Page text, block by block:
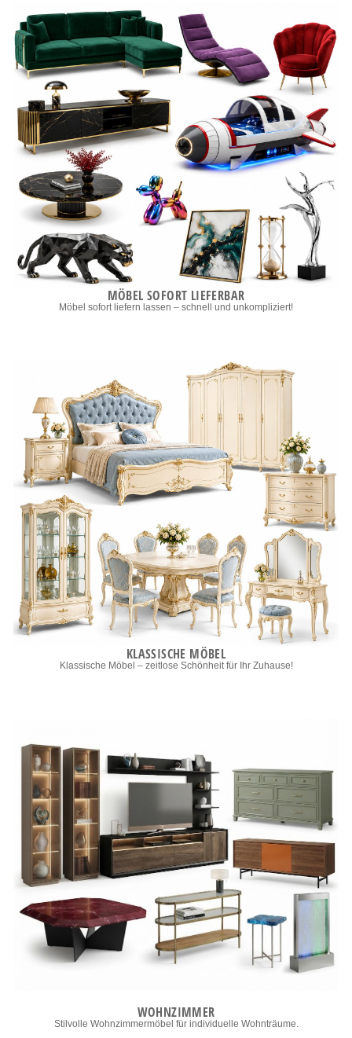
MÖBEL SOFORT LIEFERBAR
Möbel sofort liefern lassen – schnell und unkompliziert!
KLASSISCHE MÖBEL
Klassische Möbel – zeitlose Schönheit für Ihr Zuhause!
WOHNZIMMER
Stilvolle Wohnzimmermöbel für individuelle Wohnträume.